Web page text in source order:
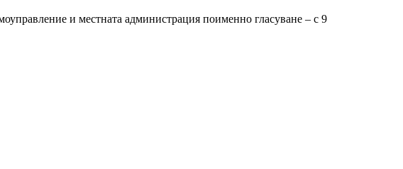
и местната администрация поименно гласуване – с 9